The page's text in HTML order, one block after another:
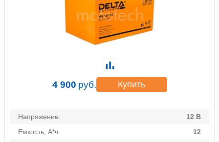
Напряжение:
12 В
Емкость, А*ч:
12
4 900 руб. Купить